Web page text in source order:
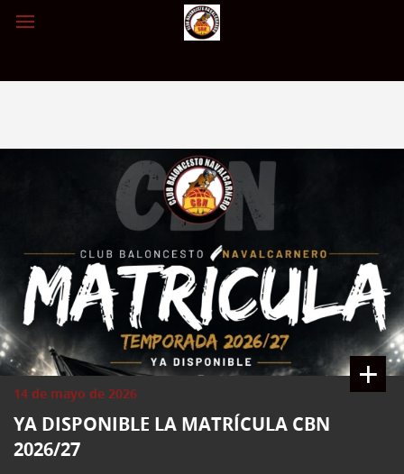
+
14 de mayo de 2026
YA DISPONIBLE LA MATRÍCULA CBN
2026/27